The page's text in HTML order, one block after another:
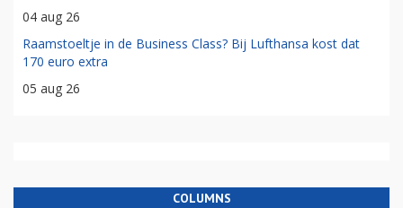
04 aug 26
Raamstoeltje in de Business Class? Bij Lufthansa kost dat
170 euro extra
05 aug 26
COLUMNS